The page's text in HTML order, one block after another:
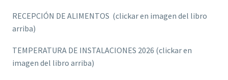
RECEPCIÓN DE ALIMENTOS (clickar en imagen del libro
arriba)
TEMPERATURA DE INSTALACIONES 2026 (clickar en
imagen del libro arriba)